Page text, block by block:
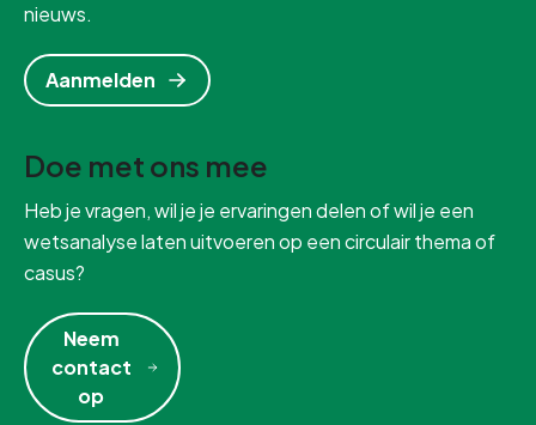
nieuws.
Aanmelden
Doe met ons mee
Heb je vragen, wil je je ervaringen delen of wil je een
wetsanalyse laten uitvoeren op een circulair thema of
casus?
Neem
contact
op